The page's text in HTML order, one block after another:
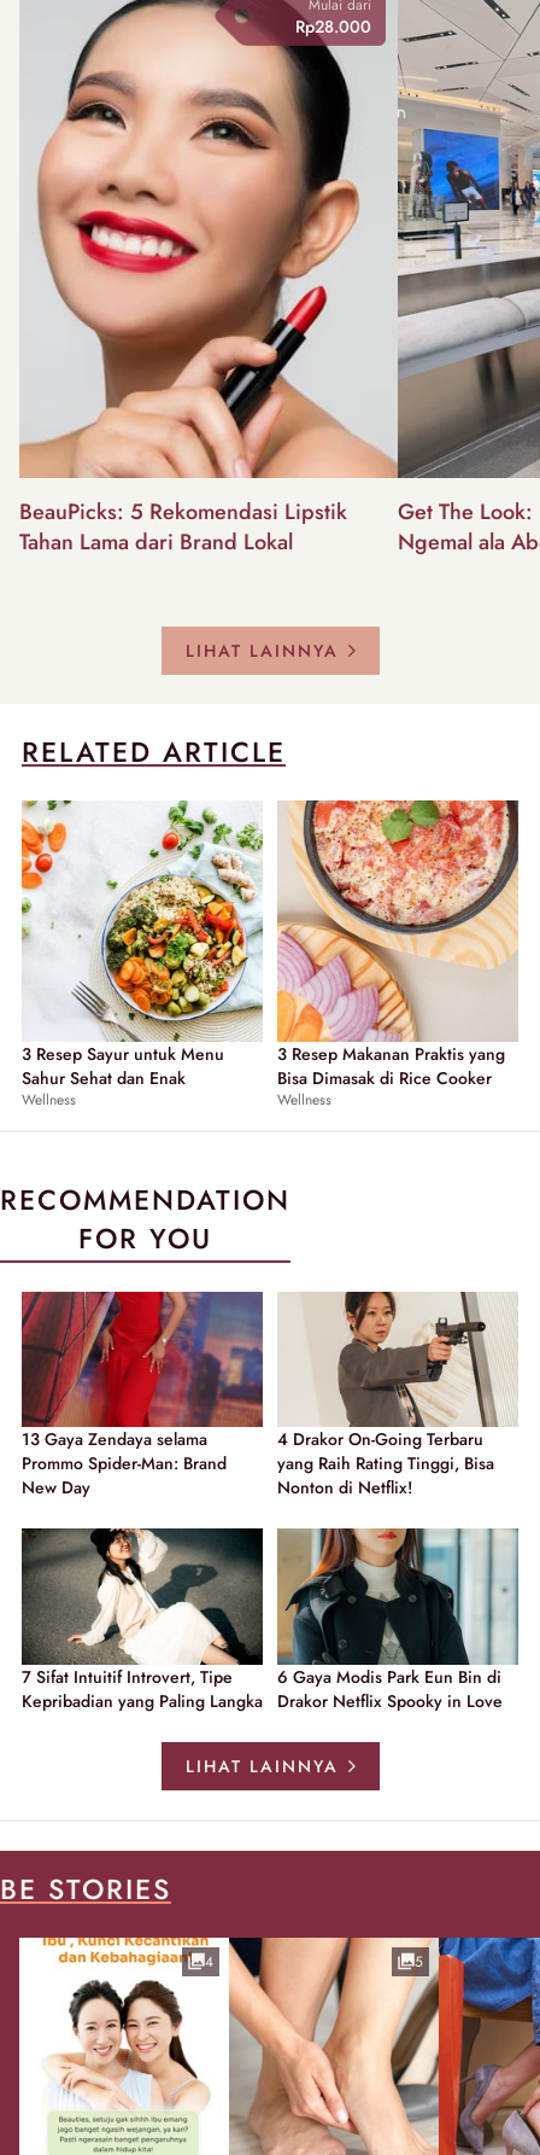
Mulai dari
Rp28.000
BeauPicks: 5 Rekomendasi Lipstik
Tahan Lama dari Brand Lokal
Get The
Ngemal ala
LIHAT LAINNYA
RELATED ARTICLE
3 Resep Sayur untuk Menu
Sahur Sehat dan Enak
Wellness
3 Resep Makanan Praktis yang
Bisa Dimasak di Rice Cooker
Wellness
RECOMMENDATION
FOR YOU
13 Gaya Zendaya selama
Prommo Spider-Man: Brand
New Day
4 Drakor On-Going Terbaru
yang Raih Rating Tinggi, Bisa
Nonton di Netflix!
7 Sifat Intuitif Introvert, Tipe
Kepribadian yang Paling Langka
6 Gaya Modis Park Eun Bin di
Drakor Netflix Spooky in Love
LIHAT LAINNYA
BE STORIES
4 5